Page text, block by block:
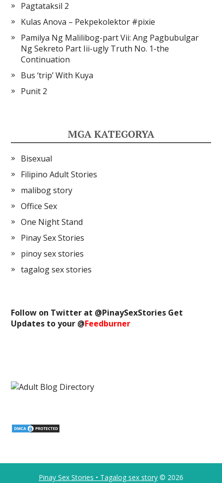
Pagtataksil 2
Kulas Anova – Pekpekolektor #pixie
Pamilya Ng Malilibog-part Vii: Ang Pagbubulgar
Ng Sekreto Part Iii-ugly Truth No. 1-the
Continuation
Bus ‘trip’ With Kuya
Punit 2
MGA KATEGORYA
Bisexual
Filipino Adult Stories
malibog story
Office Sex
One Night Stand
Pinay Sex Stories
pinoy sex stories
tagalog sex stories
Follow on Twitter at @PinaySexStories Get
Updates to your @Feedburner
Pinay Sex Stories • Tagalog sex story © 2026